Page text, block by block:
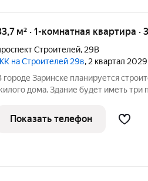
33,7 м² · 1-комнатная квартира ·
Строителей, 29В
ЖК на Строителей 29в, 2 квартал 2029
городе Заринске планируется
дома. Здание будет иметь три
этаже. Входы в подъезды расположат
нежилые помещения с
Показать телефон